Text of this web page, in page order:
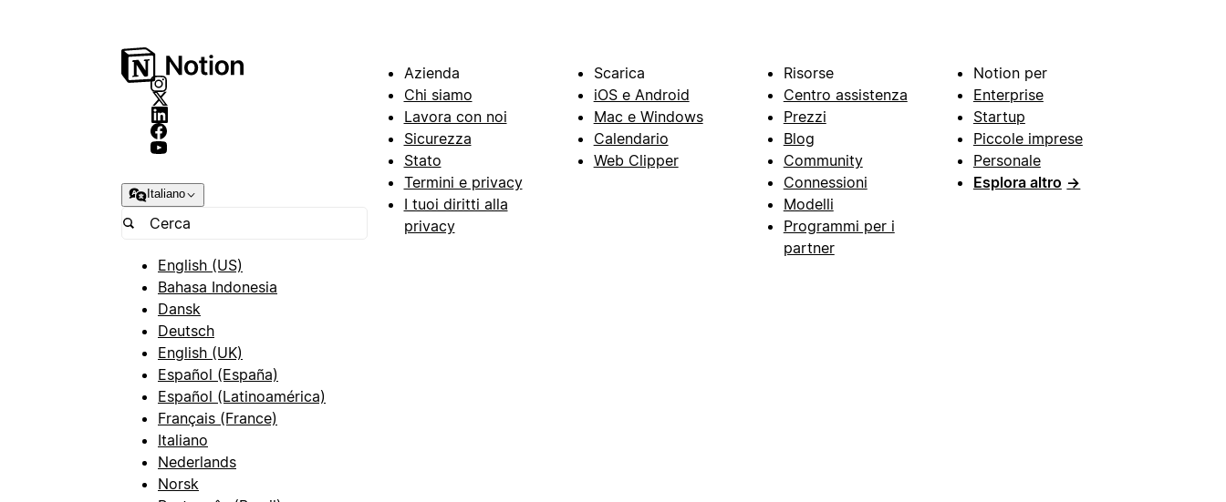
Italiano
English (US)
Bahasa Indonesia
Dansk
Deutsch
English (UK)
Español (España)
Español (Latinoamérica)
Français (France)
Italiano
Nederlands
Norsk
Azienda
Chi siamo
Lavora con noi
Sicurezza
Stato
Termini e privacy
I tuoi diritti alla
privacy
Scarica
iOS e Android
Mac e Windows
Calendario
Web Clipper
Risorse
Centro assistenza
Prezzi
Blog
Community
Connessioni
Modelli
Programmi per i
partner
Notion per
Enterprise
Startup
Piccole imprese
Personale
Esplora altro →